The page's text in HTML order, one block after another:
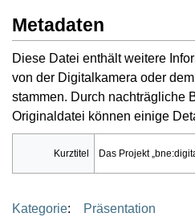
Metadaten
Diese Datei enthält weitere
von der Digitalkamera oder
stammen. Durch nachträgliche
Originaldatei können einige
Kurztitel Das Projekt
Kategorie: Präsentation